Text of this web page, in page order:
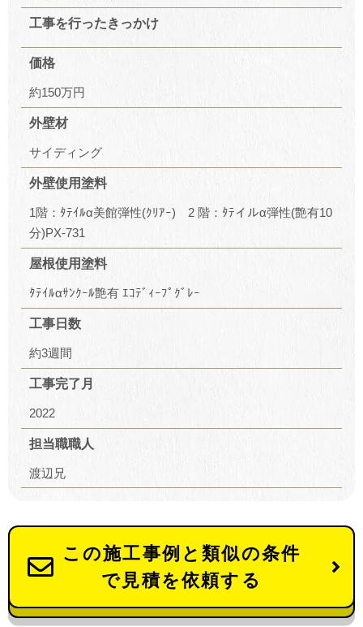
工事を行ったきっかけ
価格
約150万円
外壁材
サイディング
外壁使用塗料
1階：ﾀﾃｲﾙα美館弾性(ｸﾘｱｰ) 2 階：ﾀﾃイルα弾性(艶有10
分)PX-731
屋根使用塗料
ﾀﾃｲﾙαｻﾝｸｰﾙ艶有 ｴｺﾃﾞｨｰﾌﾟｸﾞﾚｰ
工事日数
約3週間
工事完了月
2022
担当職職人
渡辺兄
この施工事例と類似の条件
で見積を依頼する